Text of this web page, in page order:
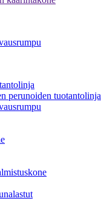
perunoiden tuotantolinja